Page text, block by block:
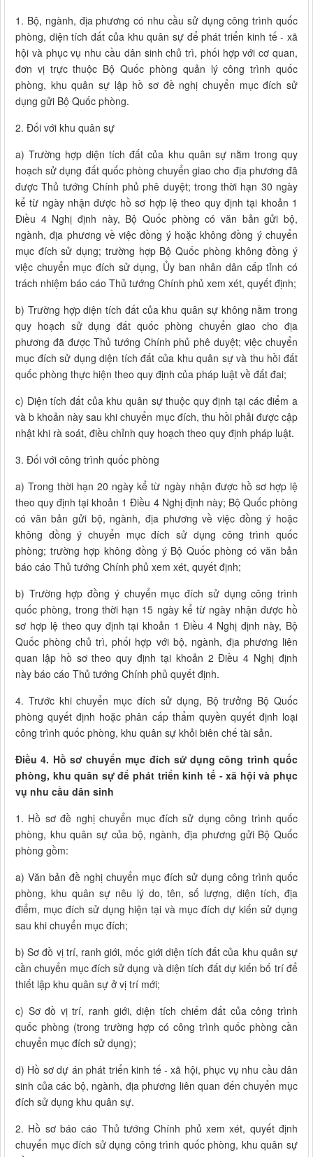
1. Bộ, ngành, địa phương có nhu cầu sử dụng công trình quốc
phòng, diện tích đất của khu quân sự để phát triển kinh tế - xã
hội và phục vụ nhu cầu dân sinh chủ trì, phối hợp với cơ quan,
đơn vị trực thuộc Bộ Quốc phòng quản lý công trình quốc
phòng, khu quân sự lập hồ sơ đề nghị chuyển mục đích sử
dụng gửi Bộ Quốc phòng.
2. Đối với khu quân sự
a) Trường hợp diện tích đất của khu quân sự nằm trong quy
hoạch sử dụng đất quốc phòng chuyển giao cho địa phương đã
được Thủ tướng Chính phủ phê duyệt; trong thời hạn 30 ngày
kể từ ngày nhận được hồ sơ hợp lệ theo quy định tại khoản 1
Điều 4 Nghị định này, Bộ Quốc phòng có văn bản gửi bộ,
ngành, địa phương về việc đồng ý hoặc không đồng ý chuyển
mục đích sử dụng; trường hợp Bộ Quốc phòng không đồng ý
việc chuyển mục đích sử dụng, Ủy ban nhân dân cấp tỉnh có
trách nhiệm báo cáo Thủ tướng Chính phủ xem xét, quyết định;
b) Trường hợp diện tích đất của khu quân sự không nằm trong
quy hoạch sử dụng đất quốc phòng chuyển giao cho địa
phương đã được Thủ tướng Chính phủ phê duyệt; việc chuyển
mục đích sử dụng diện tích đất của khu quân sự và thu hồi đất
quốc phòng thực hiện theo quy định của pháp luật về đất đai;
c) Diện tích đất của khu quân sự thuộc quy định tại các điểm a
và b khoản này sau khi chuyển mục đích, thu hồi phải được cập
nhật khi rà soát, điều chỉnh quy hoạch theo quy định pháp luật.
3. Đối với công trình quốc phòng
a) Trong thời hạn 20 ngày kể từ ngày nhận được hồ sơ hợp lệ
theo quy định tại khoản 1 Điều 4 Nghị định này; Bộ Quốc phòng
có văn bản gửi bộ, ngành, địa phương về việc đồng ý hoặc
không đồng ý chuyển mục đích sử dụng công trình quốc
phòng; trường hợp không đồng ý Bộ Quốc phòng có văn bản
báo cáo Thủ tướng Chính phủ xem xét, quyết định;
b) Trường hợp đồng ý chuyển mục đích sử dụng công trình
quốc phòng, trong thời hạn 15 ngày kể từ ngày nhận được hồ
sơ hợp lệ theo quy định tại khoản 1 Điều 4 Nghị định này, Bộ
Quốc phòng chủ trì, phối hợp với bộ, ngành, địa phương liên
quan lập hồ sơ theo quy định tại khoản 2 Điều 4 Nghị định
này báo cáo Thủ tướng Chính phủ quyết định.
4. Trước khi chuyển mục đích sử dụng, Bộ trưởng Bộ Quốc
phòng quyết định hoặc phân cấp thẩm quyền quyết định loại
công trình quốc phòng, khu quân sự khỏi biên chế tài sản.
Điều 4. Hồ sơ chuyển mục đích sử dụng công trình quốc
phòng, khu quân sự để phát triển kinh tế - xã hội và phục
vụ nhu cầu dân sinh
1. Hồ sơ đề nghị chuyển mục đích sử dụng công trình quốc
phòng, khu quân sự của bộ, ngành, địa phương gửi Bộ Quốc
phòng gồm:
a) Văn bản đề nghị chuyển mục đích sử dụng công trình quốc
phòng, khu quân sự nêu lý do, tên, số lượng, diện tích, địa
điểm, mục đích sử dụng hiện tại và mục đích dự kiến sử dụng
sau khi chuyển mục đích;
b) Sơ đồ vị trí, ranh giới, mốc giới diện tích đất của khu quân sự
cần chuyển mục đích sử dụng và diện tích đất dự kiến bố trí để
thiết lập khu quân sự ở vị trí mới;
c) Sơ đồ vị trí, ranh giới, diện tích chiếm đất của công trình
quốc phòng (trong trường hợp có công trình quốc phòng cần
chuyển mục đích sử dụng);
d) Hồ sơ dự án phát triển kinh tế - xã hội, phục vụ nhu cầu dân
sinh của các bộ, ngành, địa phương liên quan đến chuyển mục
đích sử dụng khu quân sự.
2. Hồ sơ báo cáo Thủ tướng Chính phủ xem xét, quyết định
chuyển mục đích sử dụng công trình quốc phòng, khu quân sự